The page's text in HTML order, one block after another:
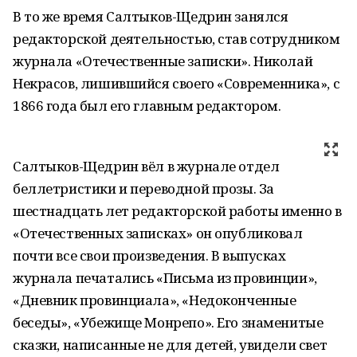
В то же время Салтыков-Щедрин занялся
редакторской деятельностью, став сотрудником
журнала «Отечественные записки». Николай
Некрасов, лишившийся своего «Современника», с
1866 года был его главным редактором.
Салтыков-Щедрин вёл в журнале отдел
беллетристики и переводной прозы. За
шестнадцать лет редакторской работы именно в
«Отечественных записках» он опубликовал
почти все свои произведения. В выпусках
журнала печатались «Письма из провинции»,
«Дневник провинциала», «Недоконченные
беседы», «Убежище Монрепо». Его знаменитые
сказки, написанные не для детей, увидели свет